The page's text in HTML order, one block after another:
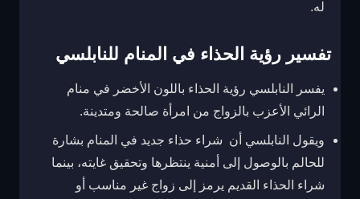
له.
تفسير رؤية الحذاء في المنام للنابلسي
يفسر النابلسي رؤية الحذاء باللون الأخضر في منام
الرائي الأعزب بالزواج من امرأة صالحة ومتدينة.
ويقول النابلسي أن شراء حذاء جديد في المنام بشارة
للحالم بالوصول إلى أمنية ينتظرها وتحقيق غايته، بينما
شراء الحذاء القديم يرمز إلى زواج غير مناسب أو